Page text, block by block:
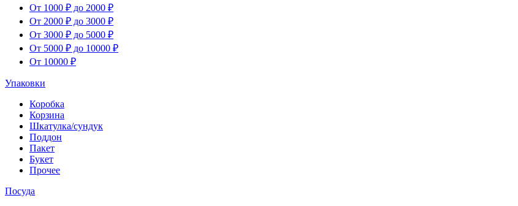
От 1000 ₽ до 2000 ₽
От 2000 ₽ до 3000 ₽
От 3000 ₽ до 5000 ₽
От 5000 ₽ до 10000 ₽
От 10000 ₽
Упаковки
Коробка
Корзина
Шкатулка/сундук
Поддон
Пакет
Букет
Прочее
Посуда